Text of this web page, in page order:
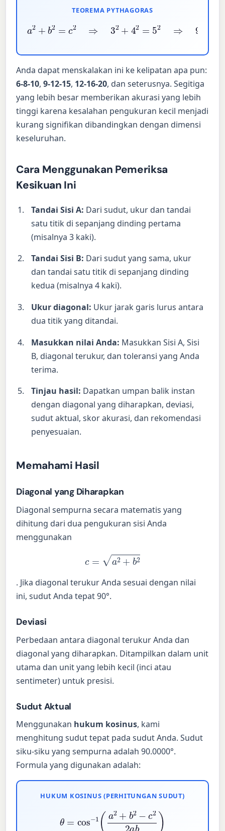
TEOREMA PYTHAGORAS
a +b c2 32 2= 5 ⇒ 16 25
Anda dapat menskalakan ini ke kelipatan apa pun:
6-8-10,9-12-15, 12-16-20, dan seterusnya. Segitiga
yang lebih besar memberikan akurasi yang lebih
tinggi karena kesalahan pengukuran kecil menjadi
kurang signifikan dibandingkan dengan dimensi
keseluruhan.
Cara Menggunakan Pemeriksa
Kesikuan Ini
Tandai Sisi A: Dari sudut, ukur dan tandai
satu titik di sepanjang dinding pertama
(misalnya 3 kaki).
Tandai Sisi B: Dari sudut yang sama, ukur
dan tandai satu titik di sepanjang dinding
kedua (misalnya 4 kaki).
Ukur diagonal: Ukur jarak garis lurus antara
dua titik yang ditandai.
Masukkan nilai Anda: Masukkan Sisi A, Sisi
B, diagonal terukur, dan toleransi yang Anda
terima.
Tinjau hasil: Dapatkan umpan balik instan
dengan diagonal yang diharapkan, deviasi,
sudut aktual, skor akurasi, dan rekomendasi
penyesuaian.
Memahami Hasil
Diagonal yang Diharapkan
Diagonal sempurna secara matematis yang
dihitung dari dua pengukuran sisi Anda
menggunakan
2+b2
. Jika diagonal terukur Anda sesuai dengan nilai
ini, sudut Anda tepat 90°.
Deviasi
Perbedaan antara diagonal terukur Anda dan
diagonal yang diharapkan. Ditampilkan dalam unit
utama dan unit yang lebih kecil (inci atau
sentimeter) untuk presisi.
Sudut Aktual
Menggunakan hukum kosinus, kami
menghitung sudut tepat pada sudut Anda. Sudut
siku-siku yang sempurna adalah 90.0000°.
Formula yang digunakan adalah:
HUKUM KOSINUS (PERHITUNGAN SUDUT)
a 2+ b −c 2ab